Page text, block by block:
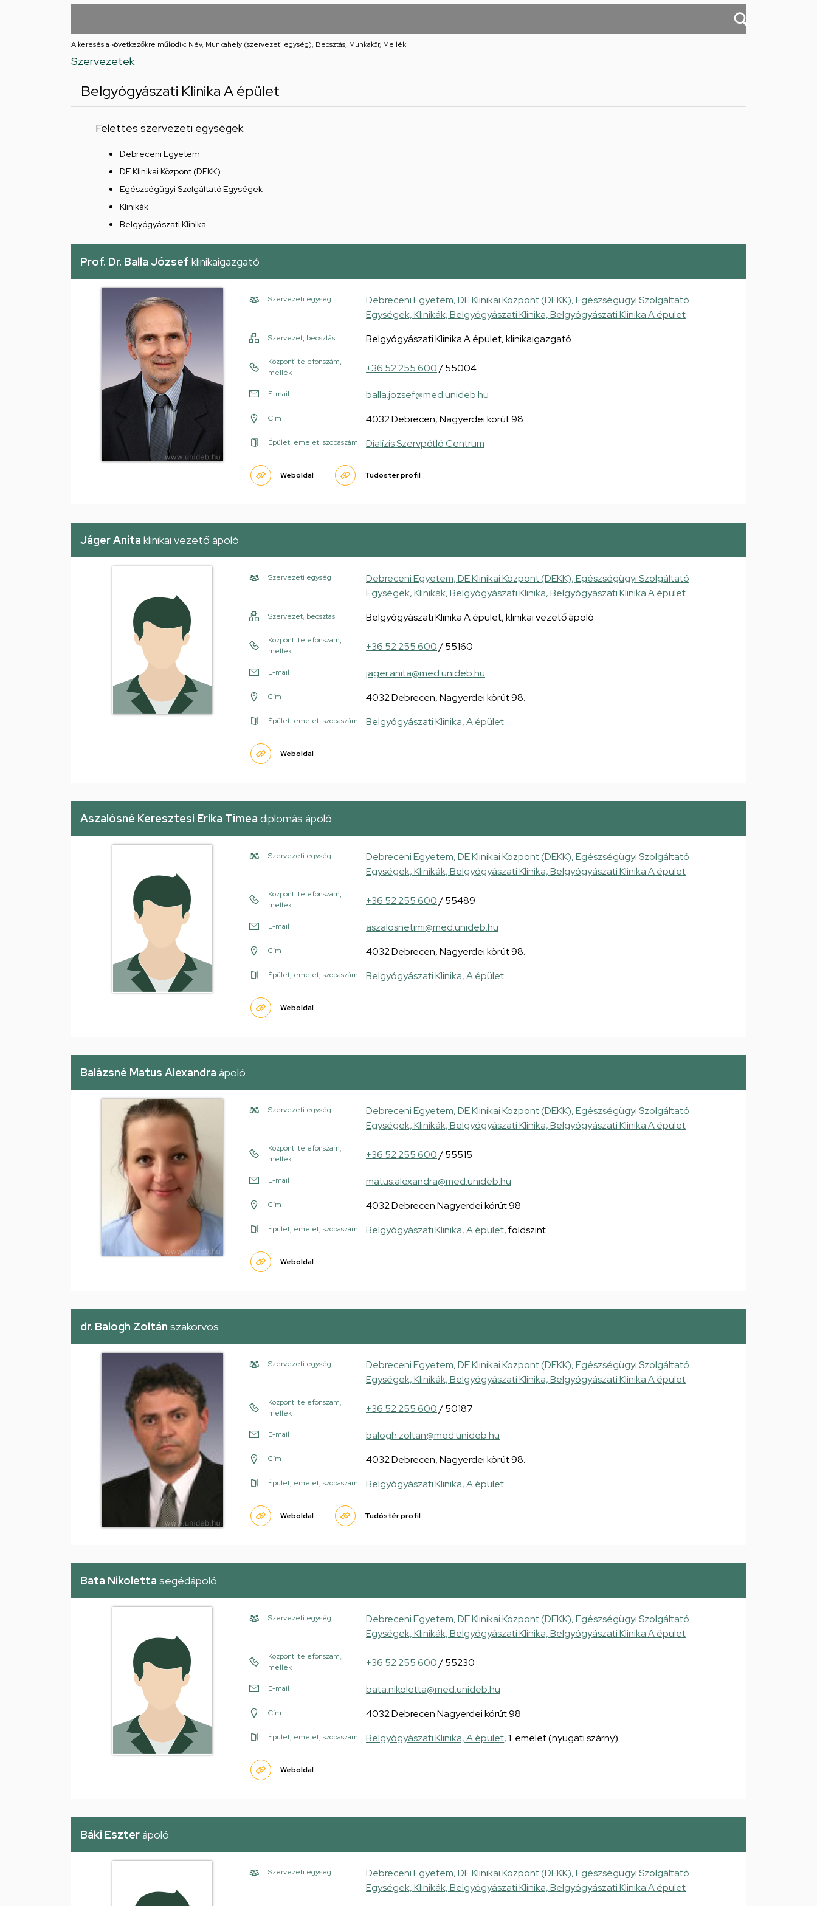
feladatellátási
A keresés a következőkre működik: Név, Munkahely (szervezeti egység), Beosztás, Munkakör, Mellék
Szervezetek
Belgyógyászati Klinika A épület
Felettes szervezeti egységek
Debreceni Egyetem
DE Klinikai Központ (DEKK)
Egészségügyi Szolgáltató Egységek
Klinikák
Belgyógyászati Klinika
Prof. Dr. Balla József klinikaigazgató
Szervezeti egység
Debreceni Egyetem, DE Klinikai Központ (DEKK), Egészségügyi Szolgáltató
Egységek, Klinikák, Belgyógyászati Klinika, Belgyógyászati Klinika A épület
Szervezet, beosztás Belgyógyászati Klinika A épület, klinikaigazgató
Központi telefonszám,
mellék
+36 52 255 600/ 55004
E-mail balla.jozsef@med.unideb.hu
Cím 4032 Debrecen, Nagyerdei körút 98.
Épület, emelet, szobaszám Dialízis Szervpótló Centrum
Weboldal Tudóstér profil
Jáger Anita klinikai vezető ápoló
Szervezeti egység
Debreceni Egyetem, DE Klinikai Központ (DEKK), Egészségügyi Szolgáltató
Egységek, Klinikák, Belgyógyászati Klinika, Belgyógyászati Klinika A épület
Szervezet, beosztás Belgyógyászati Klinika A épület, klinikai vezető ápoló
Központi telefonszám,
mellék
+36 52 255 600/ 55160
E-mail jager.anita@med.unideb.hu
Cím 4032 Debrecen, Nagyerdei körút 98.
Épület, emelet, szobaszám Belgyógyászati Klinika, A épület
Weboldal
Aszalósné Keresztesi Erika Tímea diplomás ápoló
Szervezeti egység
Debreceni Egyetem, DE Klinikai Központ (DEKK), Egészségügyi Szolgáltató
Egységek, Klinikák, Belgyógyászati Klinika, Belgyógyászati Klinika A épület
Központi telefonszám,
mellék
+36 52 255 600/ 55489
E-mail aszalosnetimi@med.unideb.hu
Cím 4032 Debrecen, Nagyerdei körút 98.
Épület, emelet, szobaszám Belgyógyászati Klinika, A épület
Weboldal
Balázsné Matus Alexandra ápoló
Szervezeti egység
Debreceni Egyetem, DE Klinikai Központ (DEKK), Egészségügyi Szolgáltató
Egységek, Klinikák, Belgyógyászati Klinika, Belgyógyászati Klinika A épület
Központi telefonszám,
mellék
+36 52 255 600/ 55515
E-mail matus.alexandra@med.unideb.hu
Cím 4032 Debrecen Nagyerdei körút 98
Épület, emelet, szobaszám Belgyógyászati Klinika, A épület, földszint
Weboldal
dr. Balogh Zoltán szakorvos
Szervezeti egység
Debreceni Egyetem, DE Klinikai Központ (DEKK), Egészségügyi Szolgáltató
Egységek, Klinikák, Belgyógyászati Klinika, Belgyógyászati Klinika A épület
Központi telefonszám,
mellék
+36 52 255 600/ 50187
E-mail balogh.zoltan@med.unideb.hu
Cím 4032 Debrecen, Nagyerdei körút 98.
Épület, emelet, szobaszám Belgyógyászati Klinika, A épület
Weboldal Tudóstér profil
Bata Nikoletta segédápoló
Szervezeti egység
Debreceni Egyetem, DE Klinikai Központ (DEKK), Egészségügyi Szolgáltató
Egységek, Klinikák, Belgyógyászati Klinika, Belgyógyászati Klinika A épület
Központi telefonszám,
mellék
+36 52 255 600/ 55230
E-mail bata.nikoletta@med.unideb.hu
Cím 4032 Debrecen Nagyerdei körút 98
Épület, emelet, szobaszám Belgyógyászati Klinika, A épület, 1. emelet (nyugati szárny)
Weboldal
Báki Eszterápoló
Szervezeti egység
Debreceni Egyetem, DE Klinikai Központ (DEKK), Egészségügyi Szolgáltató
Egységek, Klinikák, Belgyógyászati Klinika, Belgyógyászati Klinika A épület